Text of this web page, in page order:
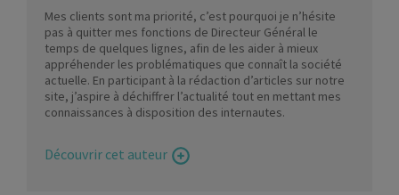
Mes clients sont ma priorité, c’est pourquoi je n’hésite
pas à quitter mes fonctions de Directeur Général le
temps de quelques lignes, afin de les aider à mieux
appréhender les problématiques que connaît la société
actuelle. En participant à la rédaction d’articles sur notre
site, j’aspire à déchiffrer l’actualité tout en mettant mes
connaissances à disposition des internautes.
Découvrir cet auteur